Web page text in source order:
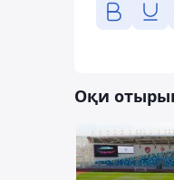
Оқи